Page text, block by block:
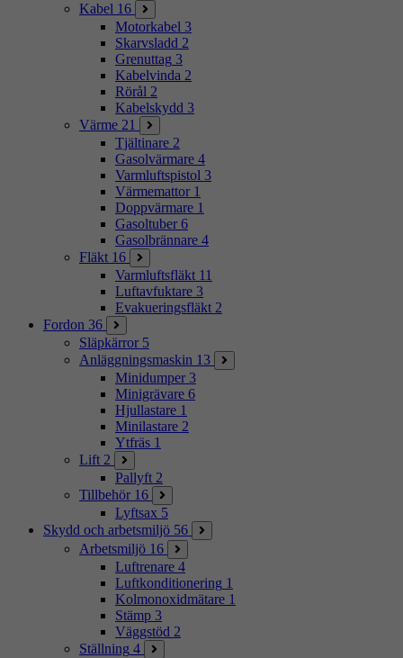
Kabel 16
Motorkabel 3
Skarvsladd 2
Grenuttag 3
Kabelvinda 2
Rörål 2
Kabelskydd 3
Värme 21
Tjältinare 2
Gasolvärmare 4
Varmluftspistol 3
Värmemattor 1
Doppvärmare 1
Gasoltuber 6
Gasolbrännare 4
Fläkt 16
Varmluftsfläkt 11
Luftavfuktare 3
Evakueringsfläkt 2
Fordon 36
Släpkärror 5
Anläggningsmaskin 13
Minidumper 3
Minigrävare 6
Hjullastare 1
Minilastare 2
Ytfräs 1
Lift 2
Pallyft 2
Tillbehör 16
Lyftsax 5
Skydd och arbetsmiljö 56
Arbetsmiljö 16
Luftrenare 4
Luftkonditionering 1
Kolmonoxidmätare 1
Stämp 3
Väggstöd 2
Ställning 4